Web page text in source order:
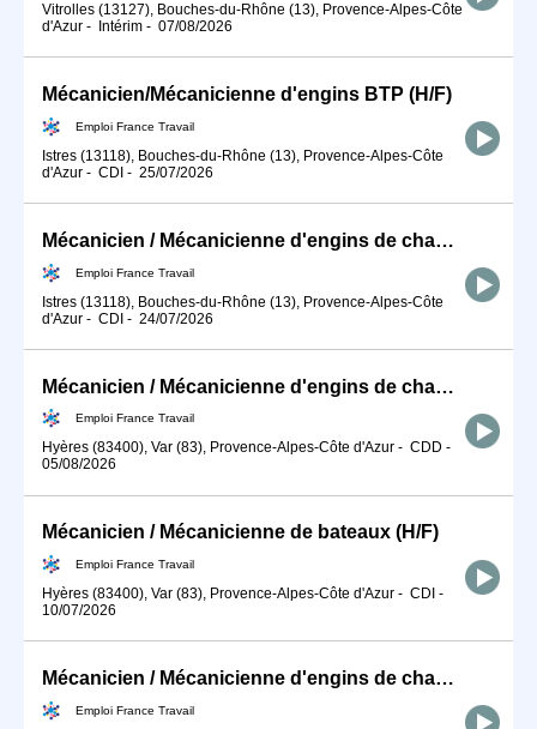
Vitrolles (13127), Bouches-du-Rhône (13), Provence-Alpes-Côte
d'Azur - Intérim - 07/08/2026
Mécanicien/Mécanicienne d'engins BTP (H/F)
Emploi France Travail
Istres (13118), Bouches-du-Rhône (13), Provence-Alpes-Côte
d'Azur - CDI - 25/07/2026
Mécanicien / Mécanicienne d'engins de chantier et de travaux publ (H/F)
Emploi France Travail
Istres (13118), Bouches-du-Rhône (13), Provence-Alpes-Côte
d'Azur - CDI - 24/07/2026
Mécanicien / Mécanicienne d'engins de chantier et de travaux publ (H/F)
Emploi France Travail
Hyères (83400), Var (83), Provence-Alpes-Côte d'Azur - CDD -
05/08/2026
Mécanicien / Mécanicienne de bateaux (H/F)
Emploi France Travail
Hyères (83400), Var (83), Provence-Alpes-Côte d'Azur - CDI -
10/07/2026
Mécanicien / Mécanicienne d'engins de chantier et de travaux publ (H/F)
Emploi France Travail